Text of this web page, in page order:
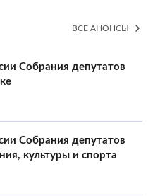
ВСЕ АНОНСЫ
Собрания депутатов
Собрания депутатов
культуры и спорта